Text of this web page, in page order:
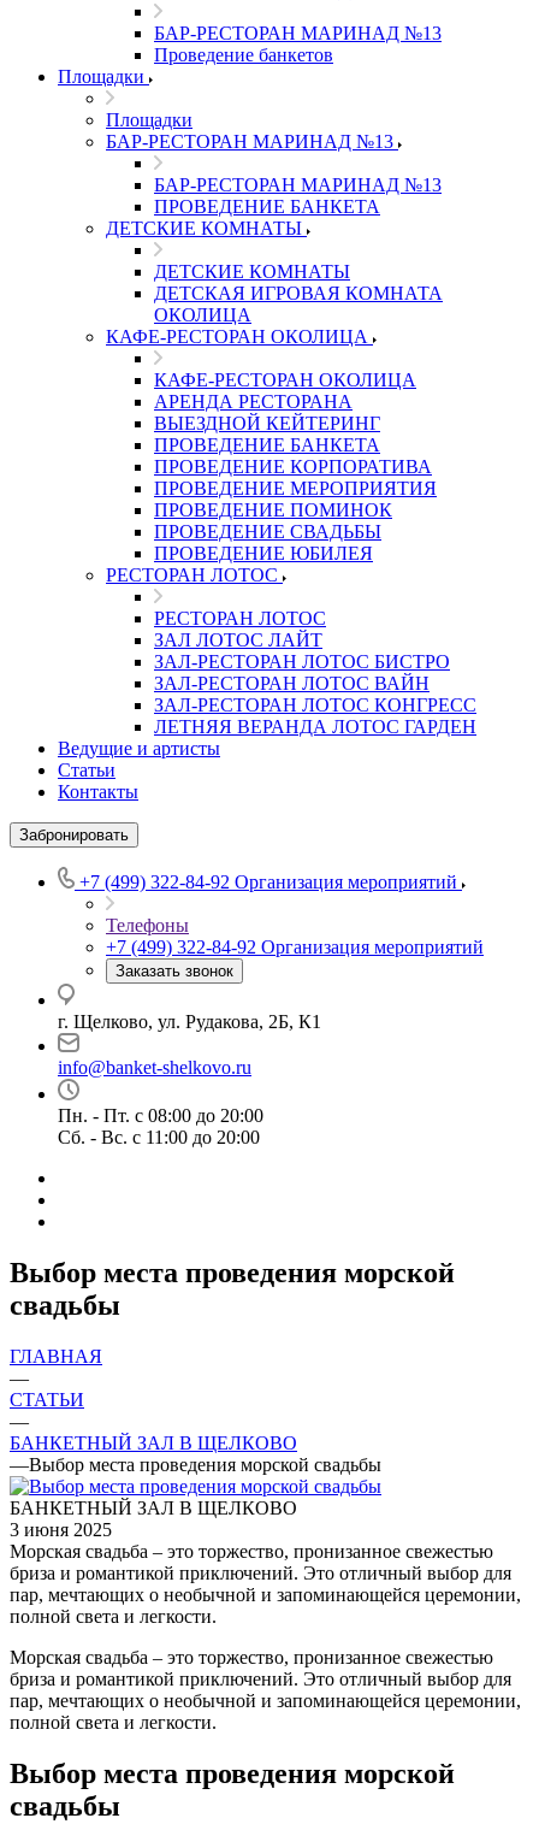
БАР-РЕСТОРАН МАРИНАД №13
Проведение банкетов
Площадки
Площадки
БАР-РЕСТОРАН МАРИНАД №13
БАР-РЕСТОРАН МАРИНАД №13
ПРОВЕДЕНИЕ БАНКЕТА
ДЕТСКИЕ КОМНАТЫ
ДЕТСКИЕ КОМНАТЫ
ДЕТСКАЯ ИГРОВАЯ КОМНАТА
ОКОЛИЦА
КАФЕ-РЕСТОРАН ОКОЛИЦА
КАФЕ-РЕСТОРАН ОКОЛИЦА
АРЕНДА РЕСТОРАНА
ВЫЕЗДНОЙ КЕЙТЕРИНГ
ПРОВЕДЕНИЕ БАНКЕТА
ПРОВЕДЕНИЕ КОРПОРАТИВА
ПРОВЕДЕНИЕ МЕРОПРИЯТИЯ
ПРОВЕДЕНИЕ ПОМИНОК
ПРОВЕДЕНИЕ СВАДЬБЫ
ПРОВЕДЕНИЕ ЮБИЛЕЯ
РЕСТОРАН ЛОТОС
РЕСТОРАН ЛОТОС
ЗАЛ ЛОТОС ЛАЙТ
ЗАЛ-РЕСТОРАН ЛОТОС БИСТРО
ЗАЛ-РЕСТОРАН ЛОТОС ВАЙН
ЗАЛ-РЕСТОРАН ЛОТОС КОНГРЕСС
ЛЕТНЯЯ ВЕРАНДА ЛОТОС ГАРДЕН
Ведущие и артисты
Статьи
Контакты
Забронировать
+7 (499) 322-84-92 Организация мероприятий
Телефоны
+7 (499) 322-84-92 Организация мероприятий
Заказать звонок
г. Щелково, ул. Рудакова, 2Б, К1
info@banket-shelkovo.ru
Пн. - Пт. с 08:00 до 20:00
Сб. - Вс. с 11:00 до 20:00
Выбор места проведения морской
свадьбы
ГЛАВНАЯ
—
СТАТЬИ
—
БАНКЕТНЫЙ ЗАЛ В ЩЕЛКОВО
—Выбор места проведения морской свадьбы
БАНКЕТНЫЙ ЗАЛ В ЩЕЛКОВО
3 июня 2025
Морская свадьба – это торжество, пронизанное свежестью
бриза и романтикой приключений. Это отличный выбор для
пар, мечтающих о необычной и запоминающейся церемонии,
полной света и легкости.
Морская свадьба – это торжество, пронизанное свежестью
бриза и романтикой приключений. Это отличный выбор для
пар, мечтающих о необычной и запоминающейся церемонии,
полной света и легкости.
Выбор места проведения морской
свадьбы